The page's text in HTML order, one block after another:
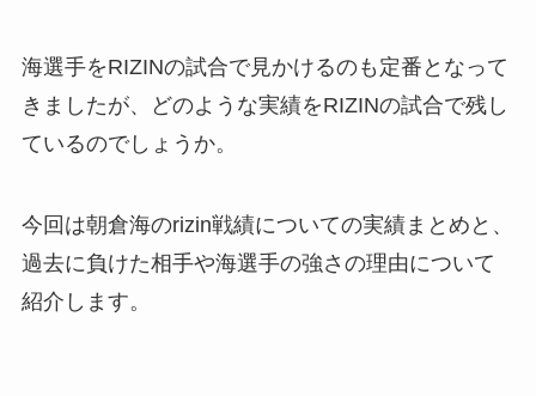
海選手をRIZINの試合で見かけるのも定番となって
きましたが、どのような実績をRIZINの試合で残し
ているのでしょうか。
今回は朝倉海のrizin戦績についての実績まとめと、
過去に負けた相手や海選手の強さの理由について
紹介します。